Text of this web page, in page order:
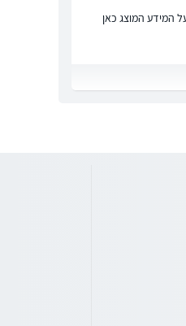
המידע המוצג כאן